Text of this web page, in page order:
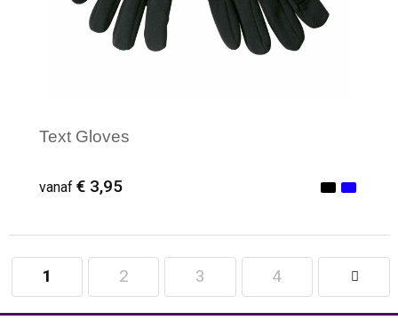
Text Gloves
vanaf € 3,95
Minimale afname: 12
1 2 3 4